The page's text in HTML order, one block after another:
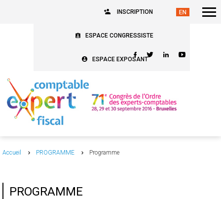
INSCRIPTION
ESPACE CONGRESSISTE
ESPACE EXPOSANT
Accueil PROGRAMME Programme
PROGRAMME